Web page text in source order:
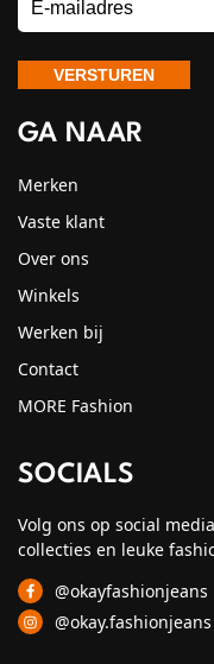
GA NAAR
Merken
Vaste klant
Over ons
Winkels
Werken bij
Contact
MORE Fashion
SOCIALS
Volg ons op social
collecties en leuke
@okayfashionjeans
@okay.fashionjeans